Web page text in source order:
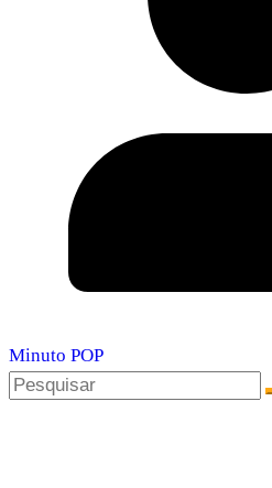
Minuto POP